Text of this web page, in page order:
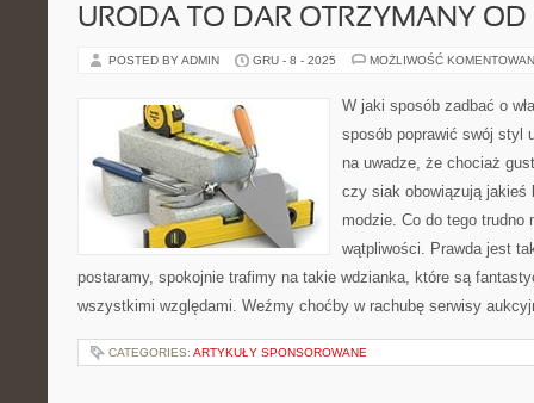
URODA TO DAR OTRZYMANY OD
POSTED BY ADMIN GRU - 8 - 2025 MOŻLIWOŚĆ
W jaki sposób zadbać o
sposób poprawić swój styl
na uwadze, że chociaż
czy siak obowiązują jakieś
modzie. Co do tego trudno
wątpliwości. Prawda jest
postaramy, spokojnie trafimy na takie wdzianka, które są
wszystkimi względami. Weźmy choćby w rachubę serwisy
CATEGORIES: ARTYKUŁY SPONSOROWANE